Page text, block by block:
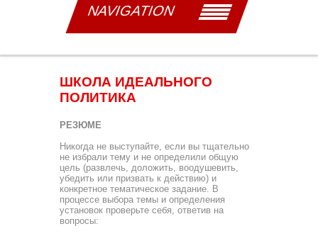
NAVIGATION
ШКОЛА ИДЕАЛЬНОГО
ПОЛИТИКА
РЕЗЮМЕ
Никогда не выступайте, если вы тщательно
не избрали тему и не определили общую
цель (развлечь, доложить, воо­душевить,
убедить или призвать к действию) и
конкретное тематическое задание. В
процессе выбора темы и определе­ния
установок проверьте себя, ответив на
вопросы: